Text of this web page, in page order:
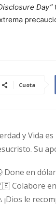
Day”
Cuota
y Vida
Su
Done en
Colabore en
¡Dios le